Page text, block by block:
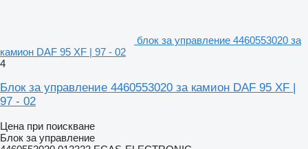
блок за управление 4460553020 за
камион DAF 95 XF | 97 - 02
4
Блок за управление 4460553020 за камион DAF 95 XF |
97 - 02
Цена при поискване
Блок за управление